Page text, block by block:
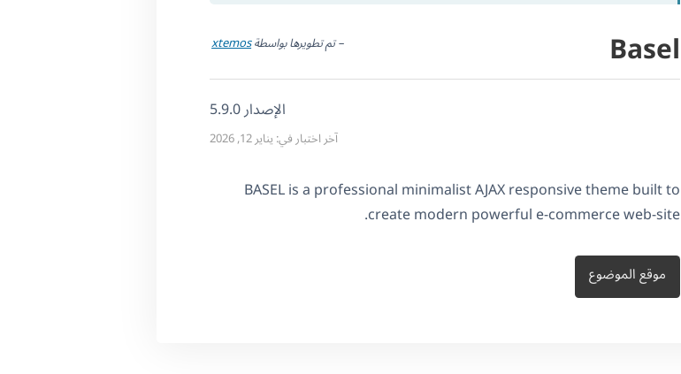
Basel – تم تطويرها بواسطةxtemos
الإصدار 5.9.0
آخر اختبار في: يناير 12, 2026
BASEL is a professional minimalist AJAX responsive theme built to
create modern powerful e-commerce web-site.
موقع الموضوع